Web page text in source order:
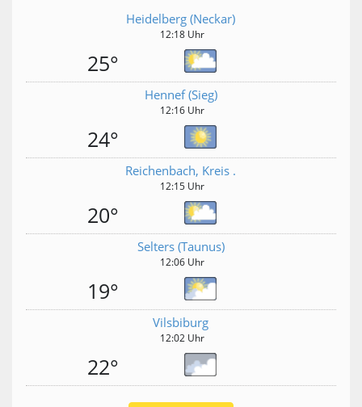
Heidelberg (Neckar)
12:18 Uhr
25°
Hennef (Sieg)
12:16 Uhr
24°
Reichenbach, Kreis .
12:15 Uhr
20°
Selters (Taunus)
12:06 Uhr
19°
Vilsbiburg
12:02 Uhr
22°